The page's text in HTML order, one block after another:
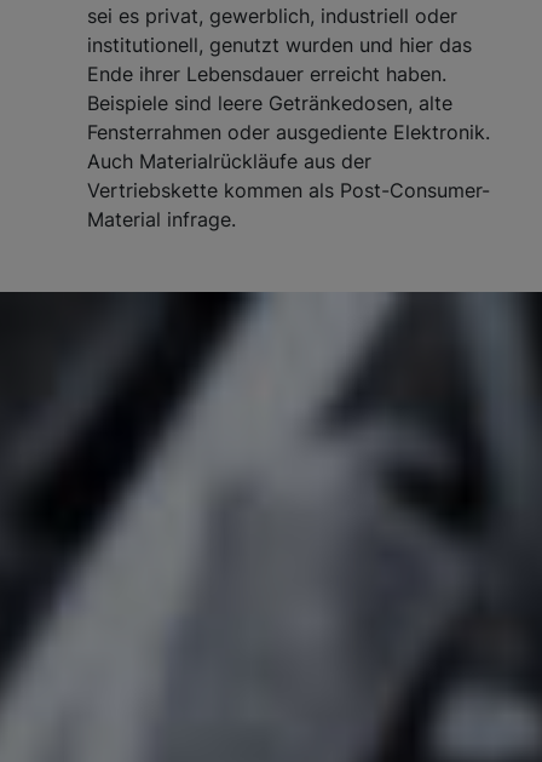
sei es privat, gewerblich, industriell oder
institutionell, genutzt wurden und hier das
Ende ihrer Lebensdauer erreicht haben.
Beispiele sind leere Getränkedosen, alte
Fensterrahmen oder ausgediente Elektronik.
Auch Materialrückläufe aus der
Vertriebskette kommen als Post-Consumer-
Material infrage.